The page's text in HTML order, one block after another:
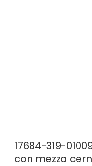
17684-319-
con mezza